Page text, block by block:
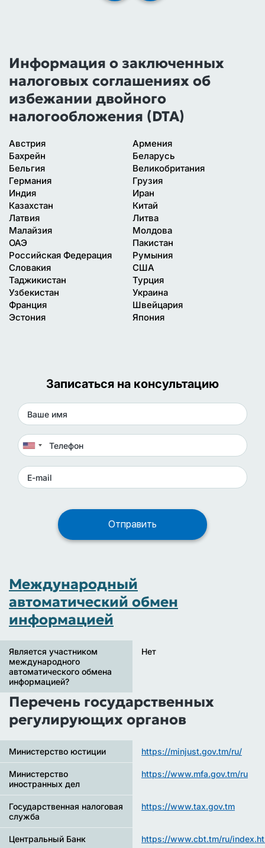
Информация о заключенных
налоговых соглашениях об
избежании двойного
налогообложения (DTA)
Австрия
Армения
Бахрейн
Беларусь
Бельгия
Великобритания
Германия
Грузия
Индия
Иран
Казахстан
Китай
Латвия
Литва
Малайзия
Молдова
ОАЭ
Пакистан
Российская Федерация
Румыния
Словакия
США
Таджикистан
Турция
Узбекистан
Украина
Франция
Швейцария
Эстония
Япония
Записаться на консультацию
Международный
автоматический обмен
информацией
Является участником
международного
автоматического обмена
информацией?
Нет
Перечень государственных
регулирующих органов
Министерство юстиции https://minjust.gov.tm/ru/
Министерство
иностранных дел
https://www.mfa.gov.tm/ru
Государственная налоговая
служба
https://www.tax.gov.tm
Центральный Банк https://www.cbt.tm/ru/